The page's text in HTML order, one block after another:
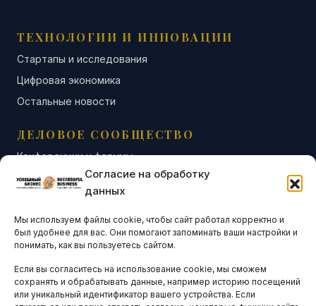
Согласие на обработку
данных
Мы используем файлы cookie, чтобы сайт работал корректно и
был удобнее для вас. Они помогают запоминать ваши настройки и
понимать, как вы пользуетесь сайтом.
Если вы согласитесь на использование cookie, мы сможем
сохранять и обрабатывать данные, например историю посещений
или уникальный идентификатор вашего устройства. Если
ТЕХНОЛОГИИ И ИННОВАЦИИ
Стартапы и исследования
Цифровая экономика
Остальные новости
ДЕЛОВОЕ СООБЩЕСТВО
Конференции и форумы
Бизнес-клубы и ассоциации
Остальные новости
АНАЛИТИКА И СТАТИСТИКА
ARTICLES IN ENGLISH